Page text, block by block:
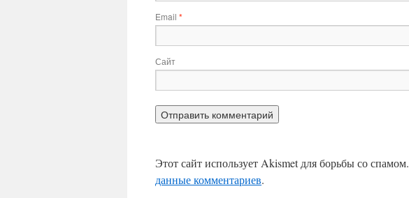
Email *
Сайт
Этот сайт использует Akismet для борьбы со спамом.
данные комментариев.